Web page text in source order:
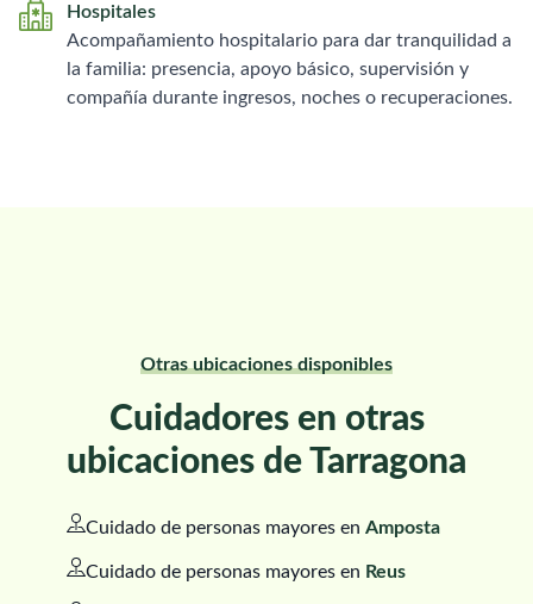
Hospitales
Acompañamiento hospitalario para dar tranquilidad a
la familia: presencia, apoyo básico, supervisión y
compañía durante ingresos, noches o recuperaciones.
Otras ubicaciones disponibles
Cuidadores en otras
ubicaciones de Tarragona
Cuidado de personas mayores en Amposta
Cuidado de personas mayores en Reus